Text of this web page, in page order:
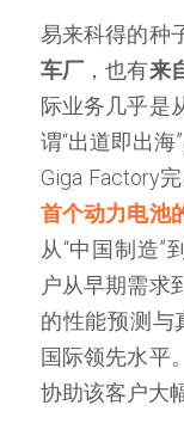
易来科得的种
车厂 ，也有来
际业务几乎是
谓“出道即出
Giga Factory
首个动力电池
从“中国制造”
户从早期需求
的性能预测与
国际领先水平
协助该客户大